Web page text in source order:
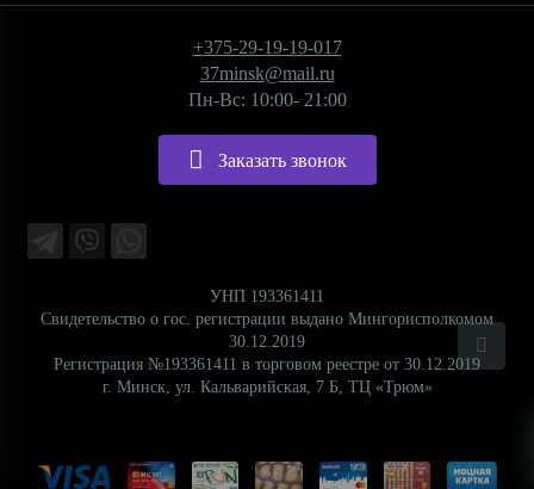
+375-29-19-19-017
37minsk@mail.ru
Пн-Вс: 10:00- 21:00
Заказать звонок
УНП 193361411
Свидетельство о гос. регистрации выдано Мингорисполкомом
30.12.2019
Регистрация №193361411 в торговом реестре от 30.12.2019
г. Минск, ул. Кальварийская, 7 Б, ТЦ «Трюм»